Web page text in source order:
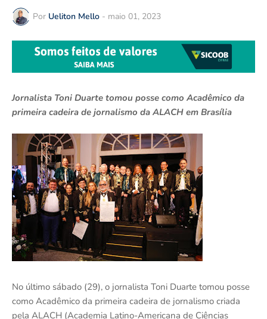
Por Ueliton Mello - maio 01, 2023
Jornalista Toni Duarte tomou posse como Acadêmico da
primeira cadeira de jornalismo da ALACH em Brasília
No último sábado (29), o jornalista Toni Duarte tomou posse
como Acadêmico da primeira cadeira de jornalismo criada
pela ALACH (Academia Latino-Americana de Ciências